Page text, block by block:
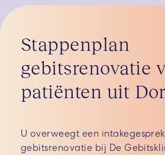
Stappenplan
gebitsrenovatie
patiënten uit
U overweegt een
gebitsrenovatie bij De